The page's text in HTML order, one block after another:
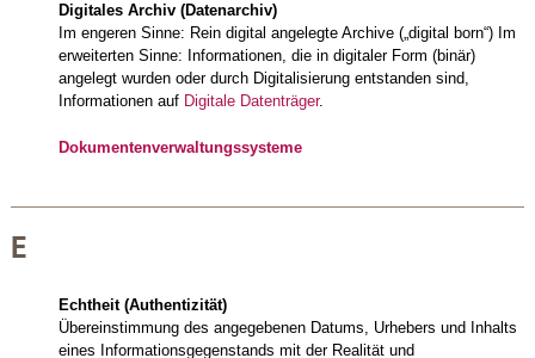
Digitales Archiv (Datenarchiv)
Im engeren Sinne: Rein digital angelegte Archive („digital born“) Im
erweiterten Sinne: Informationen, die in digitaler Form (binär)
angelegt wurden oder durch Digitalisierung entstanden sind,
Informationen auf Digitale Datenträger.
Dokumentenverwaltungssysteme
E
Echtheit (Authentizität)
Übereinstimmung des angegebenen Datums, Urhebers und Inhalts
eines Informationsgegenstands mit der Realität und